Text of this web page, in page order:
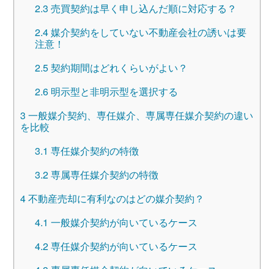
2.3 売買契約は早く申し込んだ順に対応する？
2.4媒介契約をしていない不動産会社の誘いは要
注意！
2.5契約期間はどれくらいがよい？
2.6明示型と非明示型を選択する
3 一般媒介契約、専任媒介、専属専任媒介契約の違い
を比較
3.1 専任媒介契約の特徴
3.2専属専任媒介契約の特徴
4不動産売却に有利なのはどの媒介契約？
4.1 一般媒介契約が向いているケース
4.2専任媒介契約が向いているケース